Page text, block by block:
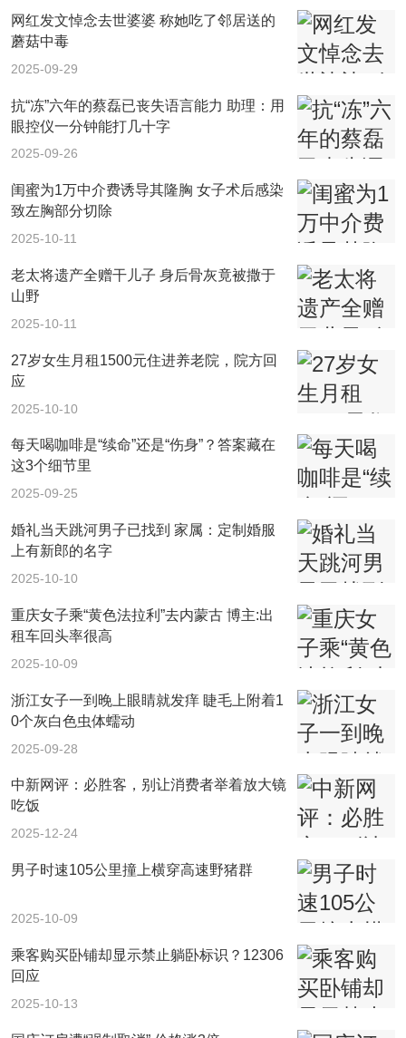
网红发文悼念去世婆婆 称她吃了邻居送的
蘑菇中毒
2025-09-29
抗“冻”六年的蔡磊已丧失语言能力 助理：用
眼控仪一分钟能打几十字
2025-09-26
闺蜜为1万中介费诱导其隆胸 女子术后感染
致左胸部分切除
2025-10-11
老太将遗产全赠干儿子 身后骨灰竟被撒于
山野
2025-10-11
27岁女生月租1500元住进养老院，院方回
应
2025-10-10
每天喝咖啡是“续命”还是“伤身”？答案藏在
这3个细节里
2025-09-25
婚礼当天跳河男子已找到 家属：定制婚服
上有新郎的名字
2025-10-10
重庆女子乘“黄色法拉利”去内蒙古 博主:出
租车回头率很高
2025-10-09
浙江女子一到晚上眼睛就发痒 睫毛上附着1
0个灰白色虫体蠕动
2025-09-28
中新网评：必胜客，别让消费者举着放大镜
吃饭
2025-12-24
男子时速105公里撞上横穿高速野猪群
2025-10-09
乘客购买卧铺却显示禁止躺卧标识？12306
回应
2025-10-13